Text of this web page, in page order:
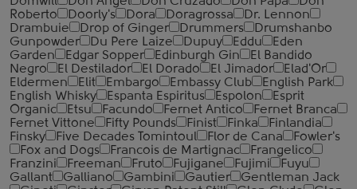
Roberto
Doorly's Dora Doragrossa
Dr. Lennon
Drambuie
Drop of Ginger Drummers
Drumshanbo
Gunpowder
Du Pere Laize Dupuy Eddu
Eden
Garden
Edgar Sopper Edinburgh Gin
El Bandido
Negro
El Destilador El Dorado El Jimador
Elad'Or
Eldermen
Elit Embargo Embassy Club
English Park
English Whisky
Espanta Espiritus Espolon
Esprit
Organic
Etsu Facundo Fernet Antico
Fernet Branca
Fernet Vittone
Fifty Pounds Finist Finka
Finlandia
Finsky
Five Decades Tomintoul Flor de Cana
Fowler's
Fox and Dogs
Francois de Martignac
Frangelico
Franzini
Freeman Fruto Fujigane Fujimi
Fuyu
Gallant
Galliano Gambini Gautier
Gentleman Jack